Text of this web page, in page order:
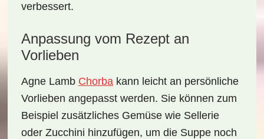
verbessert.
Anpassung vom Rezept an
Vorlieben
Agne Lamb Chorbakann leicht an persönliche
Vorlieben angepasst werden. Sie können zum
Beispiel zusätzliches Gemüse wie Sellerie
oder Zucchini hinzufügen, um die Suppe noch